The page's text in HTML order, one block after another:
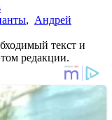
, Андрей
текст и
редакции.